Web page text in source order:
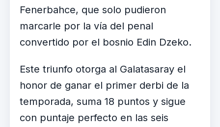
Fenerbahce, que solo pudieron
marcarle por la vía del penal
convertido por el bosnio Edin Dzeko.
Este triunfo otorga al Galatasaray el
honor de ganar el primer derbi de la
temporada, suma 18 puntos y sigue
con puntaje perfecto en las seis